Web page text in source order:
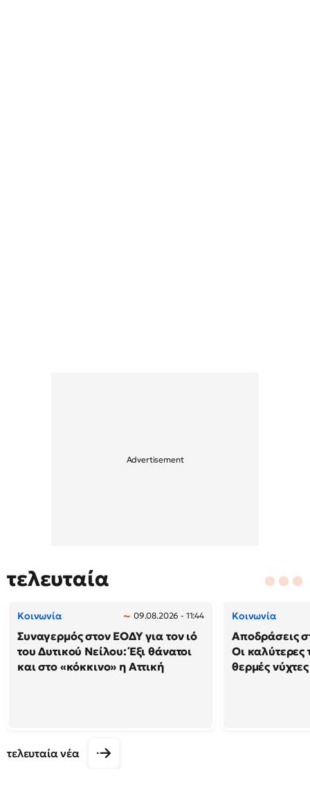
τελευταία
Κοινωνία 09.08.2026 - 11:44
Συναγερμός στον ΕΟΔΥ για τον ιό
του Δυτικού Νείλου: Έξι θάνατοι
και στο «κόκκινο» η Αττική
Κοινωνία
Αποδράσεις
Οι καλύτερες
θερμές
τελευταία νέα